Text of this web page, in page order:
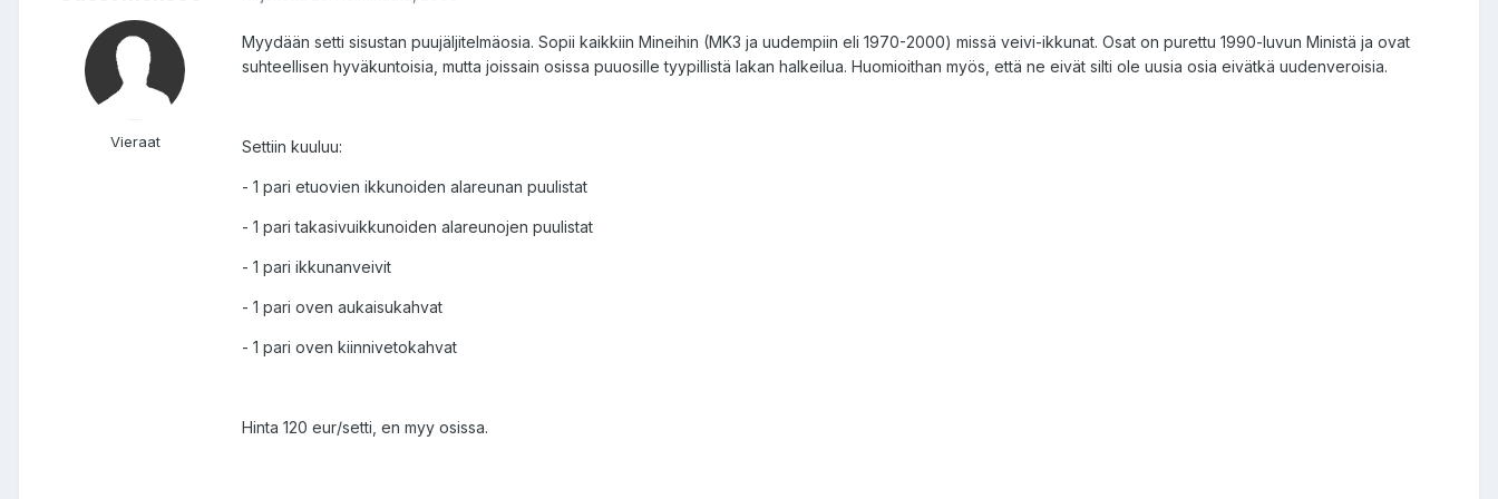
Vieraat
Myydään setti sisustan puujäljitelmäosia. Sopii kaikkiin Mineihin (MK3 ja uudempiin eli 1970-2000) missä veivi-ikkunat. Osat on purettu 1990-luvun Ministä ja ovat
suhteellisen hyväkuntoisia, mutta joissain osissa puuosille tyypillistä lakan halkeilua. Huomioithan myös, että ne eivät silti ole uusia osia eivätkä uudenveroisia.
Settiin kuuluu:
- 1 pari etuovien ikkunoiden alareunan puulistat
- 1 pari takasivuikkunoiden alareunojen puulistat
- 1 pari ikkunanveivit
- 1 pari oven aukaisukahvat
- 1 pari oven kiinnivetokahvat
Hinta 120 eur/setti, en myy osissa.